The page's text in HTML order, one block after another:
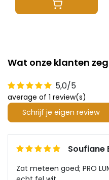
Wat onze klanten
5,0/5
average of 1 review(s)
Schrijf je eigen review
Soufiane
Zat meteen goed; PRO